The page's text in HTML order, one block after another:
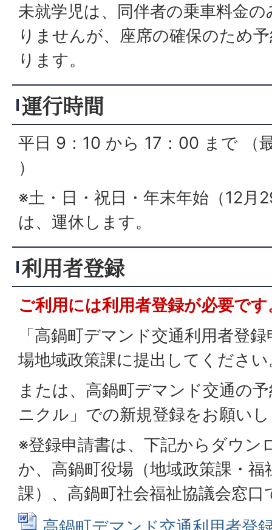
未就学児は、同伴者の乗車料金
りませんが、座席の確保のため
ります。
運行時間
平日 9：10 から 17：00 まで （
）
※土・日・祝日・年末年始（12月
は、運休します。
利用者登録
ご利用には利用者登録が必要です
「高鍋町デマンド交通利用者登
場地域政策課に提出してください
または、高鍋町デマンド交通の
ニクル」での新規登録をお願い
※登録申請書は、下記からダウン
か、高鍋町役場（地域政策課・福
課）、高鍋町社会福祉協議会窓